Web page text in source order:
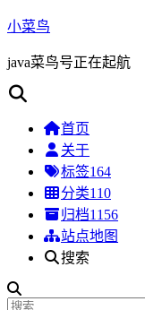
小菜鸟
java菜鸟号正在起航
首页
关于
标签164
分类110
归档1156
站点地图
搜索